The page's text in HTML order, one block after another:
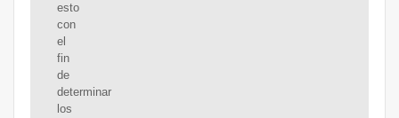
esto
con
el
fin
de
determinar
los